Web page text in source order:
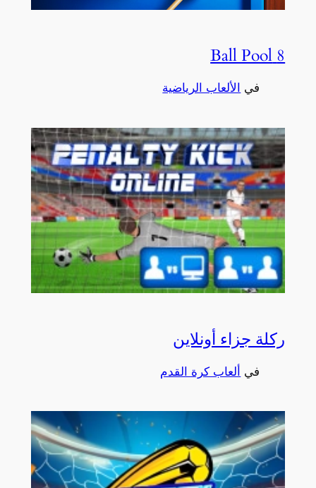
8 Ball Pool
في الألعاب الرياضية
ركلة جزاء أونلاين
في ألعاب كرة القدم